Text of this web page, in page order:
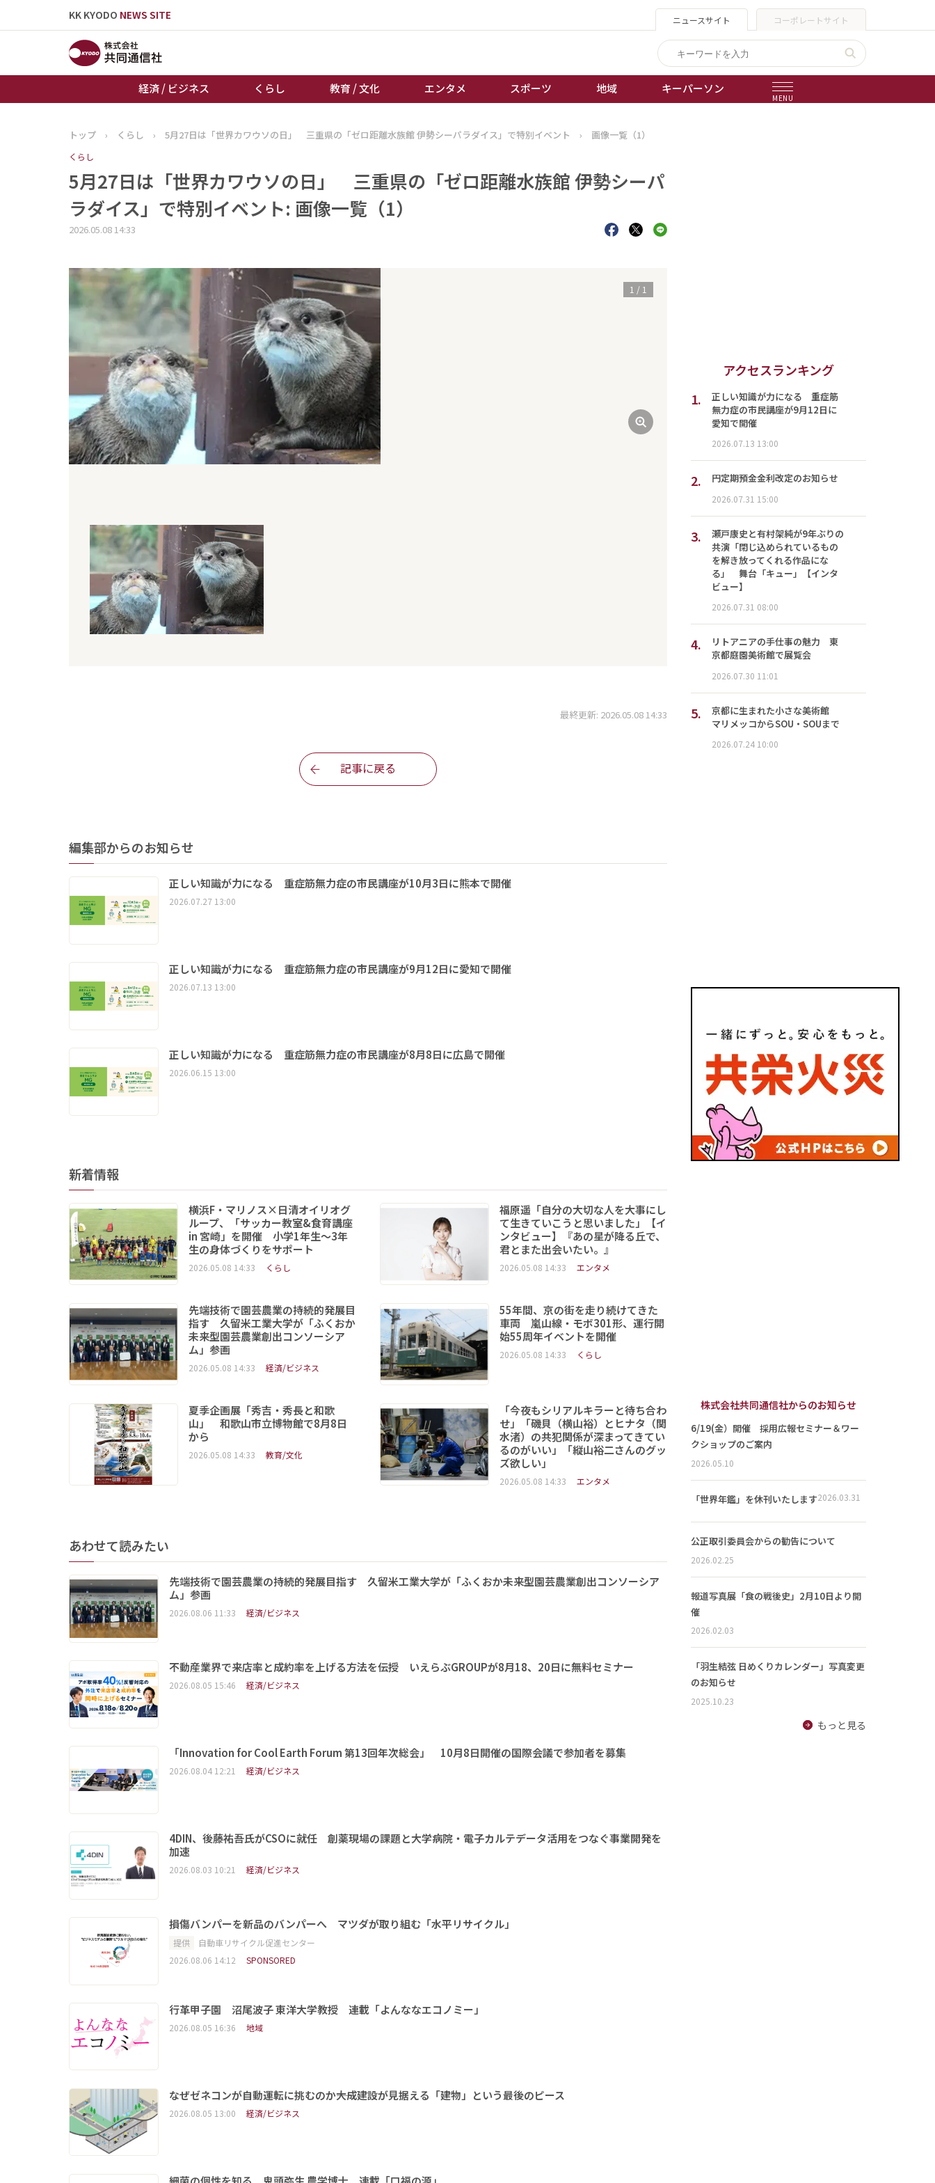
KK KYODO NEWS SITE ニュースサイト コーポレートサイト
経済 / ビジネス くらし 教育 / 文化 エンタメ スポーツ 地域 キーパーソン
MENU
トップページ
経済 / ビジネス
教育 / 文化
エンタメ
キーパーソン
誰もが輝いて働く社会へ
オートレース
トップ › くらし › 5月27日は「世界カワウソの日」 三重県の「ゼロ距離水族館 伊勢シーパラダイス」で特別イベント › 画像一覧（1）
くらし
5月27日は「世界カワウソの日」 三重県の「ゼロ距離水族館 伊勢シーパ
ラダイス」で特別イベント: 画像一覧（1）
2026.05.08 14:33
1 / 1
最終更新: 2026.05.08 14:33
記事に戻る
編集部からのお知らせ
正しい知識が力になる 重症筋無力症の市民講座が10月3日に熊本で開催
2026.07.27 13:00
正しい知識が力になる 重症筋無力症の市民講座が9月12日に愛知で開催
2026.07.13 13:00
正しい知識が力になる 重症筋無力症の市民講座が8月8日に広島で開催
2026.06.15 13:00
新着情報
横浜F・マリノス×日清オイリオグ
ループ、「サッカー教室&食育講座
in 宮崎」を開催 小学1年生～3年
生の身体づくりをサポート
2026.05.08 14:33 くらし
福原遥「自分の大切な人を大事にし
て生きていこうと思いました」【イ
ンタビュー】『あの星が降る丘で、
君とまた出会いたい。』
2026.05.08 14:33 エンタメ
先端技術で園芸農業の持続的発展目
指す 久留米工業大学が「ふくおか
未来型園芸農業創出コンソーシア
ム」参画
2026.05.08 14:33 経済/ビジネス
55年間、京の街を走り続けてきた
車両 嵐山線・モボ301形、運行開
始55周年イベントを開催
2026.05.08 14:33 くらし
夏季企画展「秀吉・秀長と和歌
山」 和歌山市立博物館で8月8日
から
2026.05.08 14:33 教育/文化
「今夜もシリアルキラーと待ち合わ
せ」「磯貝（横山裕）とヒナタ（関
水渚）の共犯関係が深まってきてい
るのがいい」「縦山裕二さんのグッ
ズ欲しい」
2026.05.08 14:33 エンタメ
あわせて読みたい
先端技術で園芸農業の持続的発展目指す 久留米工業大学が「ふくおか未来型園芸農業創出コンソーシア
ム」参画
2026.08.06 11:33 経済/ビジネス
不動産業界で来店率と成約率を上げる方法を伝授 いえらぶGROUPが8月18、20日に無料セミナー
2026.08.05 15:46 経済/ビジネス
「Innovation for Cool Earth Forum 第13回年次総会」 10月8日開催の国際会議で参加者を募集
2026.08.04 12:21 経済/ビジネス
4DIN、後藤祐吾氏がCSOに就任 創薬現場の課題と大学病院・電子カルテデータ活用をつなぐ事業開発を
加速
2026.08.03 10:21 経済/ビジネス
損傷バンパーを新品のバンパーへ マツダが取り組む「水平リサイクル」
提供
自動車リサイクル促進センター
2026.08.06 14:12
SPONSORED
行革甲子園 沼尾波子 東洋大学教授 連載「よんななエコノミー」
2026.08.05 16:36 地域
なぜゼネコンが自動運転に挑むのか――大成建設が見据える「建物」という最後のピース
2026.08.05 13:00 経済/ビジネス
アクセスランキング
1.
正しい知識が力になる 重症筋
無力症の市民講座が9月12日に
愛知で開催
2026.07.13 13:00
2. 円定期預金金利改定のお知らせ
2026.07.31 15:00
3.
瀬戸康史と有村架純が9年ぶりの
共演「閉じ込められているもの
を解き放ってくれる作品にな
る」 舞台「キュー」【インタ
ビュー】
2026.07.31 08:00
4.
リトアニアの手仕事の魅力 東
京都庭園美術館で展覧会
2026.07.30 11:01
5.
京都に生まれた小さな美術館
マリメッコからSOU・SOUまで
2026.07.24 10:00
株式会社共同通信社からのお知らせ
6/19(金）開催 採用広報セミナー＆ワー
クショップのご案内
2026.05.10
「世界年鑑」を休刊いたします2026.03.31
公正取引委員会からの勧告について
2026.02.25
報道写真展「食の戦後史」2月10日より開
催
2026.02.03
「羽生結弦 日めくりカレンダー」写真変更
のお知らせ
2025.10.23
もっと見る